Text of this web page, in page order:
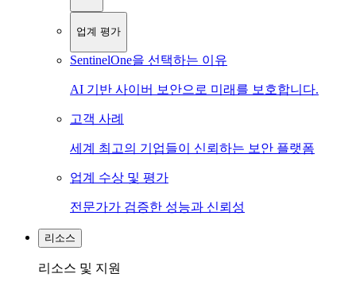
업계 평가
SentinelOne을 선택하는 이유
AI 기반 사이버 보안으로 미래를 보호합니다.
고객 사례
세계 최고의 기업들이 신뢰하는 보안 플랫폼
업계 수상 및 평가
전문가가 검증한 성능과 신뢰성
리소스
리소스 및 지원